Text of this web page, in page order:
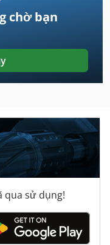
chờ bạn
qua sử dụng!